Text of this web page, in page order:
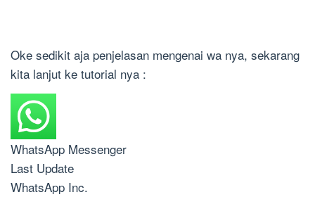
Oke sedikit aja penjelasan mengenai wa nya, sekarang
kita lanjut ke tutorial nya :
WhatsApp Messenger
Last Update
WhatsApp Inc.